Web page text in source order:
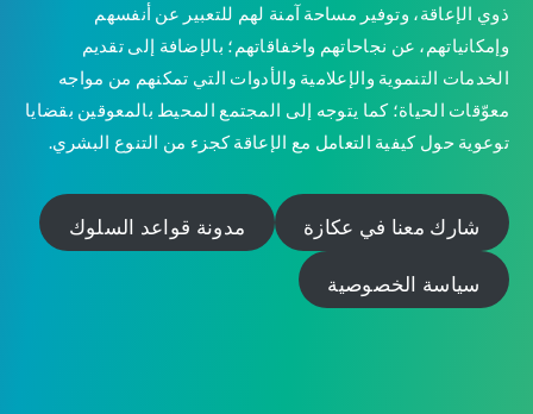
ذوي الإعاقة، وتوفير مساحة آمنة لهم للتعبير عن أنفسهم
وإمكانياتهم، عن نجاحاتهم واخفاقاتهم؛ بالإضافة إلى تقديم
الخدمات التنموية والإعلامية والأدوات التي تمكنهم من مواجه
معوّقات الحياة؛ كما يتوجه إلى المجتمع المحيط بالمعوقين بقضايا
توعوية حول كيفية التعامل مع الإعاقة كجزء من التنوع البشري.
شارك معنا في عكازة مدونة قواعد السلوك
سياسة الخصوصية